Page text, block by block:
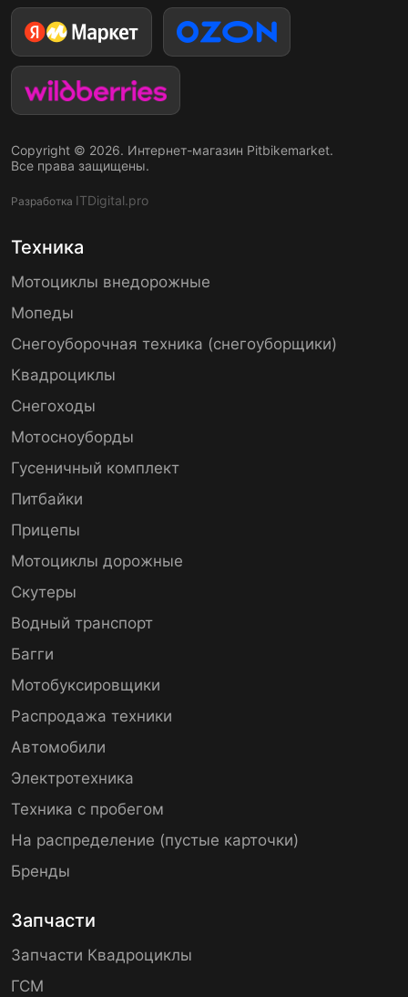
Copyright © 2026. Интернет-магазин Pitbikemarket.
Все права защищены.
Разработка ITDigital.pro
Техника
Мотоциклы внедорожные
Мопеды
Снегоуборочная техника (снегоуборщики)
Квадроциклы
Снегоходы
Мотосноуборды
Гусеничный комплект
Питбайки
Прицепы
Мотоциклы дорожные
Скутеры
Водный транспорт
Багги
Мотобуксировщики
Распродажа техники
Автомобили
Электротехника
Техника с пробегом
На распределение (пустые карточки)
Бренды
Запчасти
Запчасти Квадроциклы
ГСМ